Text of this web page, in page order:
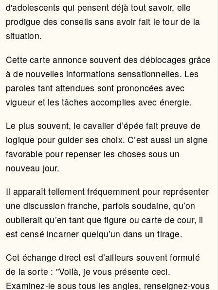
d'adolescents qui pensent déjà tout savoir, elle
prodigue des conseils sans avoir fait le tour de la
situation.
Cette carte annonce souvent des déblocages grâce
à de nouvelles informations sensationnelles. Les
paroles tant attendues sont prononcées avec
vigueur et les tâches accomplies avec énergie.
Le plus souvent, le cavalier d’épée fait preuve de
logique pour guider ses choix. C’est aussi un signe
favorable pour repenser les choses sous un
nouveau jour.
Il apparaît tellement fréquemment pour représenter
une discussion franche, parfois soudaine, qu’on
oublierait qu’en tant que figure ou carte de cour, il
est censé incarner quelqu’un dans un tirage.
Cet échange direct est d’ailleurs souvent formulé
de la sorte : "Voilà, je vous présente ceci.
Examinez-le sous tous les angles, renseignez-vous